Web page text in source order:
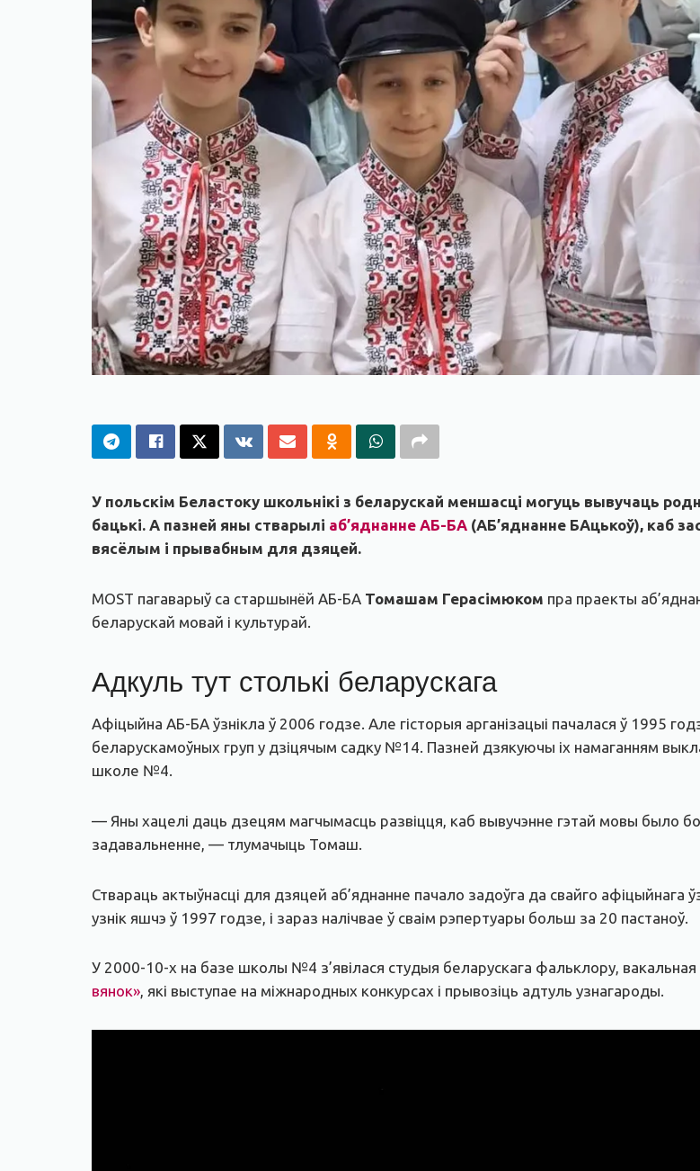
У польскім Беластоку школьнікі з беларускай меншасці могуць вывучаць
бацькі. А пазней яны стварылі аб’яднанне АБ-БА (АБ’яднанне БАцькоў), каб
вясёлым і прывабным для дзяцей.
MOST пагаварыў са старшынёй АБ-БА Томашам Герасімюком пра праекты
беларускай мовай і культурай.
Адкуль тут столькі беларускага
Афіцыйна АБ-БА ўзнікла ў 2006 годзе. Але гісторыя арганізацыі пачалася ў 1995
беларускамоўных груп у дзіцячым садку №14. Пазней дзякуючы іх намаганням
школе №4.
— Яны хацелі даць дзецям магчымасць развіцця, каб вывучэнне гэтай мовы было
задавальненне, — тлумачыць Томаш.
Ствараць актыўнасці для дзяцей аб’яднанне пачало задоўга да свайго афіцыйнага
узнік яшчэ ў 1997 годзе, і зараз налічвае ў сваім рэпертуары больш за 20 пастаноў.
У 2000-10-х на базе школы №4 з’явілася студыя беларускага фальклору, вакальная
вянок», які выступае на міжнародных конкурсах і прывозіць адтуль узнагароды.